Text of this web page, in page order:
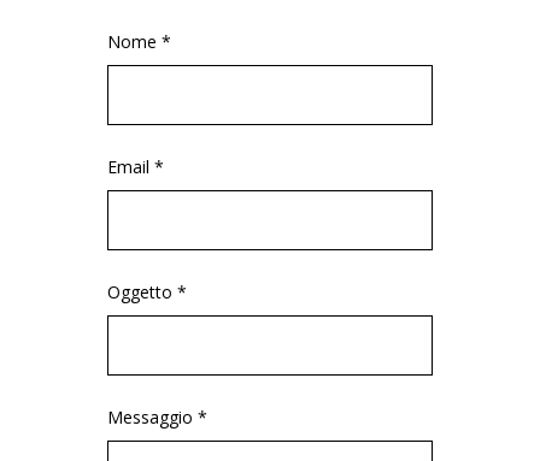
Nome *
Email *
Oggetto *
Messaggio *